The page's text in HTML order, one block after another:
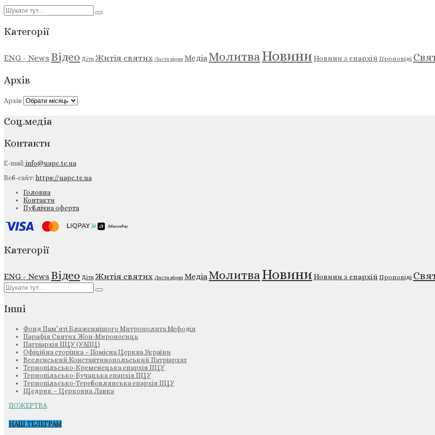
Категорії
ENG - News Відео Діти Житія святих Листи вірян МедіаМолитваНовини Новини з єпархій Проповіді
Архів
Архів
Соц.медіа
Контакти
E-mail:info@uapc.te.ua
Веб-сайт: https://uapc.te.ua
Головна
Контакти
Публічна оферта
Категорії
ENG - News Відео Діти Житія святих Листи вірян МедіаМолитваНовиниНовини з єпархій Проповіді
Інші
Фонд Пам’яті Блаженнішого Митрополита Мефодія
Парафія Святих Жон-Мироносиць
Патріархія ПЦУ (УАПЦ)
Офіційна сторінка – Помісна Церква України
Вселенський Константинопольський Патріархат
Тернопільсько-Кременецька єпархія ПЦУ
Тернопільсько-Бучацька єпархія ПЦУ
Тернопільсько-Теребовлянська єпархія ПЦУ
Щедрик – Церковна Лавка
ПОЖЕРТВА
НАШ ТЕЛЕГРАМ